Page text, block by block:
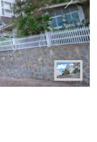
Next